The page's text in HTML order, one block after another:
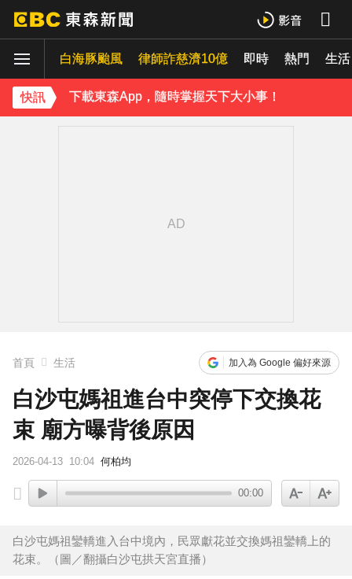
白海豚颱風 律師詐慈濟10億 即時 熱門 生活
快訊
王子不倫粿粿判賠百萬！神隱9月「二度發聲」：行過死陰的幽谷
下載東森App，隨時掌握天下大小事！
首頁 生活 加入為 Google 偏好來源
白沙屯媽祖進台中突停下交換花
束 廟方曝背後原因
2026-04-13 10:04 何柏均
00:00
白沙屯媽祖鑾轎進入台中境內，民眾獻花並交換媽祖鑾轎上的
花束。（圖／翻攝白沙屯拱天宮直播）